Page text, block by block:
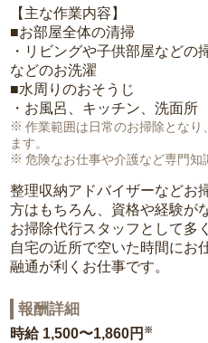
【主な作業内容】
■お部屋全体の清掃
・リビングや子供部屋など
などのお洗濯
■水周りのおそうじ
・お風呂、キッチン、洗面所
作業範囲は日常のお掃除となり
ます。
危険なお仕事や介護など専門知
整理収納アドバイザーなどお
方はもちろん、資格や経験が
お掃除代行スタッフとして多
自宅の近所で空いた時間にお
融通が利くお仕事です。
報酬詳細
時給 1,500〜1,860円 ※